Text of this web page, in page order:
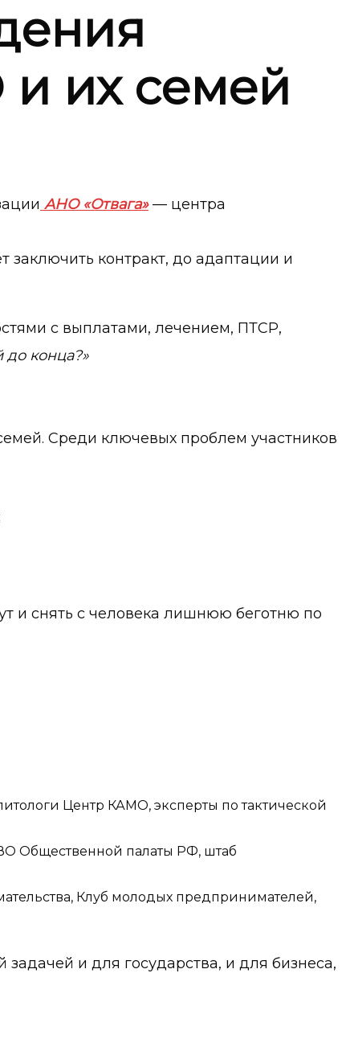
и их семей
АНО «Отвага»— центра
заключить контракт, до адаптации и
с выплатами, лечением, ПТСР,
до конца?»
Среди ключевых проблем участников
и снять с человека лишнюю беготню по
Центр КАМО, эксперты по тактической
Общественной палаты РФ, штаб
Клуб молодых предпринимателей,
и для государства, и для бизнеса,